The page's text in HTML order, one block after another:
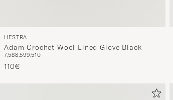
HESTRA
Adam Crochet Wool Lined Glove Black
7,588,599,510
110€